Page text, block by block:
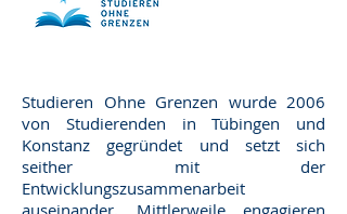
Studieren Ohne Grenzen wurde 2006
von Studierenden in Tübingen und
Konstanz gegründet und setzt sich
seither mit der
Entwicklungszusammenarbeit
auseinander. Mittlerweile engagieren